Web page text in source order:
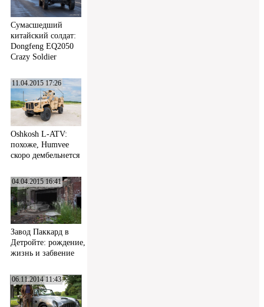
Сумасшедший
китайский солдат:
Dongfeng EQ2050
Crazy Soldier
11.04.2015 17:26
Oshkosh L-ATV:
похоже, Humvee
скоро дембельнется
04.04.2015 16:41
Завод Паккард в
Детройте: рождение,
жизнь и забвение
06.11.2014 11:43